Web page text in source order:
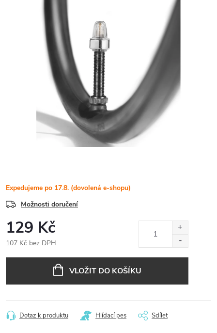
Expedujeme po 17.8. (dovolená e-shopu)
Možnosti doručení
129 Kč
107 Kč bez DPH
VLOŽIT DO KOŠÍKU
Dotaz k produktu Hlídací pes Sdílet